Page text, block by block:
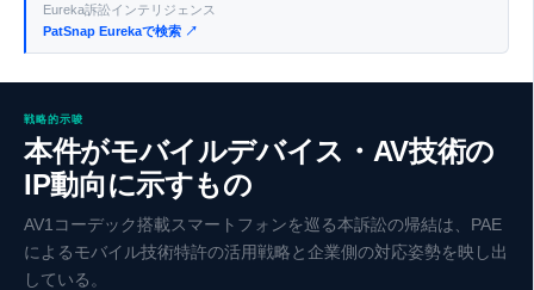
Eureka訴訟インテリジェンス
PatSnap Eurekaで検索 ↗
戦略的示唆
本件がモバイルデバイス・AV技術の
IP動向に示すもの
AV1コーデック搭載スマートフォンを巡る本訴訟の帰結は、PAE
によるモバイル技術特許の活用戦略と企業側の対応姿勢を映し出
している。